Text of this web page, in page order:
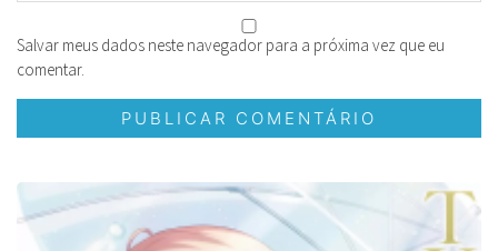
Salvar meus dados neste navegador para a próxima vez que eu
comentar.